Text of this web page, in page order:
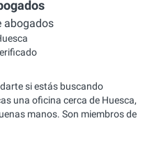
abogados
si estás buscando
una oficina cerca de Huesca,
manos. Son miembros de